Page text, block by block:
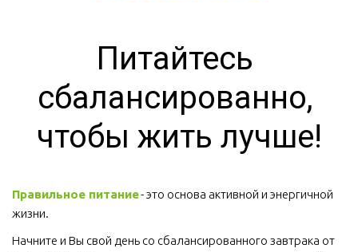
Питайтесь
сбалансированно,
чтобы жить лучше!
Правильное питание - это основа активной и энергичной
жизни.
Начните и Вы свой день со сбалансированного завтрака от